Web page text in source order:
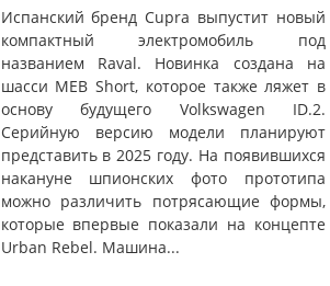
Испанский бренд Cupra выпустит новый
компактный электромобиль под
названием Raval. Новинка создана на
шасси MEB Short, которое также ляжет в
основу будущего Volkswagen ID.2.
Серийную версию модели планируют
представить в 2025 году. На появившихся
накануне шпионских фото прототипа
можно различить потрясающие формы,
которые впервые показали на концепте
Urban Rebel. Машина...